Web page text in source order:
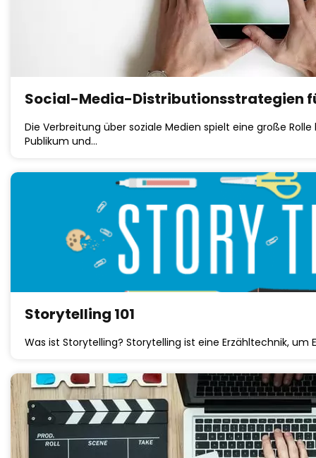
Social-Media-Distributionsstrategien
Die Verbreitung über soziale Medien spielt eine große
Publikum und…
Storytelling 101
Was ist Storytelling? Storytelling ist eine Erzähltechnik, um